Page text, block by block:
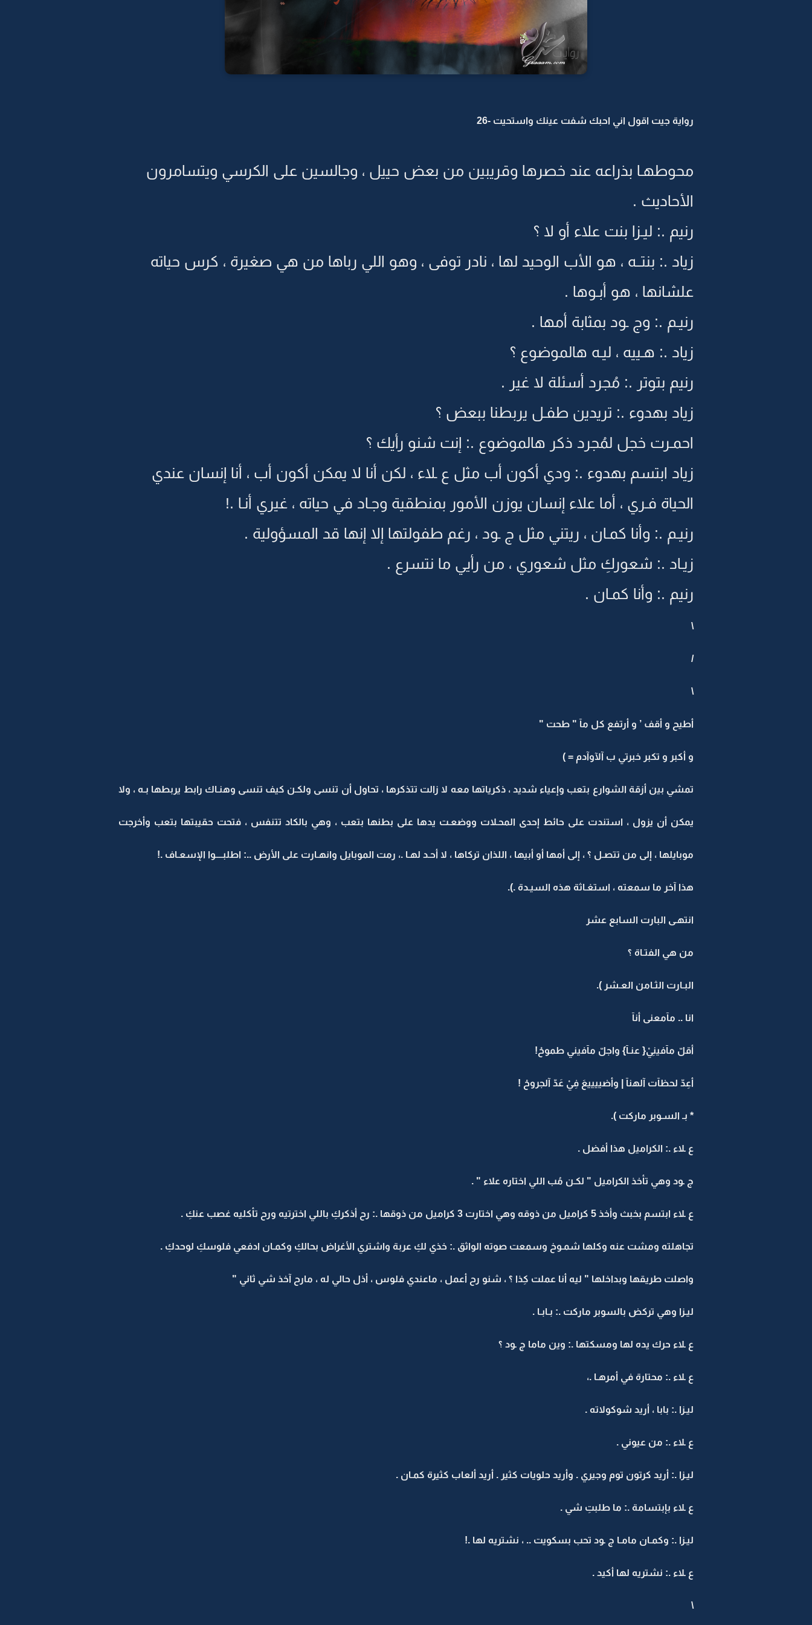
رواية جيت اقول اني احبك شفت عينك واستحيت -26
محوطهـا بذراعه عند خصرها وقريبين من بعض حييل ، وجالسين على الكرسي ويتسامرون
الأحاديث .
رنيم .: ليـزا بنت علاء أو لا ؟
زياد .: بنتــه ، هو الأب الوحيد لها ، نادر توفى ، وهو اللي رباها من هي صغيرة ، كرس حياته
علشانها ، هو أبـوها .
رنيـم .: وج ـود بمثابة أمها .
زياد .: هـييه ، ليـه هالموضوع ؟
رنيم بتوتر .: مُجرد أسئلة لا غير .
زياد بهدوء .: تريدين طفـل يربطنا ببعض ؟
احمـرت خجل لمُجرد ذكر هالموضوع .: إنت شنو رأيك ؟
زياد ابتسم بهدوء .: ودي أكون أب مثل ع ـلاء ، لكن أنا لا يمكن أكون أب ، أنا إنسان عندي
الحياة فـري ، أما علاء إنسان يوزن الأمور بمنطقية وجـاد في حياته ، غيري أنـا .!
رنيـم .: وأنا كمـان ، ريتني مثل ج ـود ، رغم طفولتها إلا إنها قد المسؤولية .
زيـاد .: شعوركِ مثل شعوري ، من رأيي ما نتسرع .
رنيم .: وأنا كمـان .
\
/
\
أطيح و أقف ’ و أرتفع كل مآ " طحت "
و أكبر و تكبر خبرتي ب آلآوآدم = )
تمشي بين أزقة الشوارع بتعب وإعياء شديد ، ذكرياتها معه لا زالت تتذكرها ، تحاول أن تنسى ولكـن كيف تنسى وهنـاك رابط يربطها بـه ، ولا
يمكن أن يزول ، استندت على حائط إحدى المحـلات ووضعـت يدها على بطنها بتعب ، وهي بالكاد تتنفس ، فتحت حقيبتها بتعب وأخرجت
موبايلها ، إلى من تتصـل ؟ ، إلى أمها أو أبيها ، اللذان تركاها ، لا أحـد لهـا .، رمت الموبايل وانهـارت على الأرض ..: اطلبــــوا الإسعـاف .!
هذا آخر ما سمعته ، استغـاثة هذه السيـدة .).
انتهـى البارت السابع عشر
من هي الفتـاة ؟
البـارت الثـامن العـشر ).
انا .. مآمعنى أنآ
أقلّ مآفينِيْ{ عنـآ} واجلّ مآفيني طموحْ!
أعِدّ لحظآت آلهنآ | وأضييييعَ فِيْ عَدّ آلجروحْ !
* بـ السـوبر ماركت ).
ع ـلاء .: الكراميل هذا أفضل .
ج ـود وهي تأخذ الكراميل " لكـن مُب اللي اختاره علاء " .
ع ـلاء ابتسم بخبث وأخذ 5 كراميل من ذوقه وهي اختارت 3 كراميل من ذوقها .: رح أذكركِ باللي اخترتيه ورح تأكليه غصب عنكِ .
تجاهلته ومشت عنه وكلها شمـوخ وسمعت صوته الواثق .: خذي لكِ عربة واشتري الأغراض بحالكِ وكمـان ادفعي فلوسكِ لوحدكِ .
واصلت طريقها وبداخلها " ليه أنا عملت كِذا ؟ ، شنو رح أعمل ، ماعندي فلوس ، أذل حالي له ، مارح آخذ شي ثاني "
ليـزا وهي تركض بالسوبر ماركت .: بـابـا .
ع ـلاء حرك يده لها ومسكتها .: وين ماما ج ـود ؟
ع ـلاء .: محتارة في أمرهـا .،
ليـزا .: بابا ، أريد شوكولاته .
ع ـلاء .: من عيوني .
ليـزا .: أريد كرتون توم وجيري . وأريد حلويات كثير . أريد ألعاب كثيرة كمـان .
ع ـلاء بإبتسامة .: ما طلبتِ شي .
ليـزا .: وكمـان مامـا ج ـود تحب بسكويت .. ، نشتريه لها .!
ع ـلاء .: نشتريه لها أكيد .
\